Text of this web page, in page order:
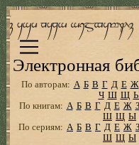
Электронная
По авторам: А Б В Г Д Е Ж
Ч Ш Щ
По книгам: А Б В Г Д Е Ж З
Ш Щ Ы
По сериям: А Б В Г Д Е Ж З
Ш Щ Ы